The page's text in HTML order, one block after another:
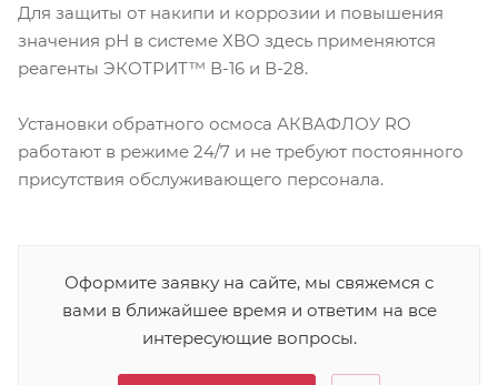
Для защиты от накипи и коррозии и повышения
значения рН в системе ХВО здесь применяются
реагенты ЭКОТРИТ™ В-16 и В-28.
Установки обратного осмоса АКВАФЛОУ RO
работают в режиме 24/7 и не требуют постоянного
присутствия обслуживающего персонала.
Оформите заявку на сайте, мы свяжемся с
вами в ближайшее время и ответим на все
интересующие вопросы.